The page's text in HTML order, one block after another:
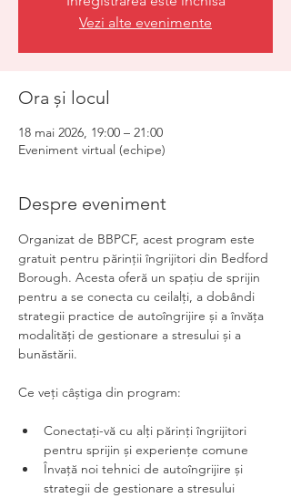
Vezi alte evenimente
Ora și locul
18 mai 2026, 19:00 – 21:00
Eveniment virtual (echipe)
Despre eveniment
Organizat de BBPCF, acest program este
gratuit pentru părinții îngrijitori din Bedford
Borough. Acesta oferă un spațiu de sprijin
pentru a se conecta cu ceilalți, a dobândi
strategii practice de autoîngrijire și a învăța
modalități de gestionare a stresului și a
bunăstării.
Ce veți câștiga din program:
Conectați-vă cu alți părinți îngrijitori
pentru sprijin și experiențe comune
Învață noi tehnici de autoîngrijire și
strategii de gestionare a stresului